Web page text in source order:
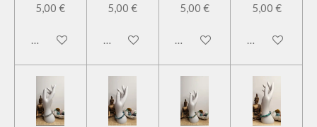
5,00 €
Ajouter au panier
5,00 €
Ajouter au panier
5,00 €
Ajouter au panier
5,00 €
Ajouter au